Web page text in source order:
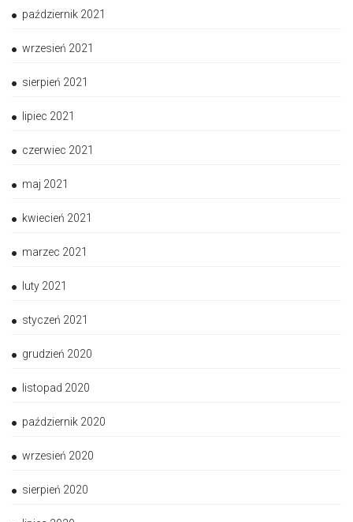
październik 2021
wrzesień 2021
sierpień 2021
lipiec 2021
czerwiec 2021
maj 2021
kwiecień 2021
marzec 2021
luty 2021
styczeń 2021
grudzień 2020
listopad 2020
październik 2020
wrzesień 2020
sierpień 2020